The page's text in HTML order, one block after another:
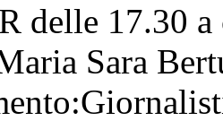
delle 17.30
Sara